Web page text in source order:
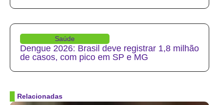
Saúde
Dengue 2026: Brasil deve registrar 1,8 milhão
de casos, com pico em SP e MG
Relacionadas